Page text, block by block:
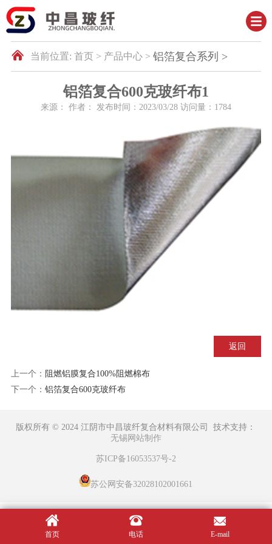
当前位置: 首页 > 产品中心 > 铝箔复合系列 >
铝箔复合600克玻纤布1
来源： 作者： 发布时间： 2023/03/28访问量： 1784
返回
上一个： 阻燃铝膜复合100%阻燃棉布
下一个： 铝箔复合600克玻纤布
版权所有 © 2024 江阴市中昌玻纤复合材料有限公司 技术支持：
无锡网站制作
苏ICP备16053537号-2
苏公网安备32028102001661
首页 电话 E-mail